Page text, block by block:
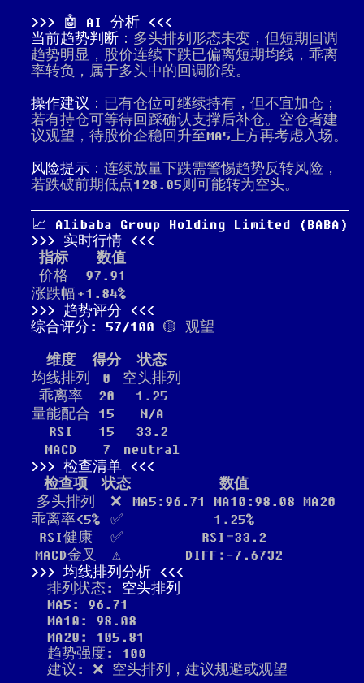
🤖 AI 分析
当前趋势判断 ：多头排列形态未变，但短期回调
趋势明显，股价连续下跌已偏离短期均线，乖离
率转负，属于多头中的回调阶段。
操作建议 ：已有仓位可继续持有，但不宜加仓；
若有持仓可等待回踩确认支撑后补仓。空仓者建
议观望，待股价企稳回升至MA5上方再考虑入场。
风险提示 ：连续放量下跌需警惕趋势反转风险，
若跌破前期低点128.05则可能转为空头。
📈 Alibaba Group Holding Limited (BABA)
实时行情
指标
数值
价格
97.91
涨跌幅 +1.84%
趋势评分
综合评分: 57/100 🟡 观望
维度 得分
状态
均线排列
0
空头排列
乖离率
20
1.25
量能配合 15
N/A
RSI
15
33.2
MACD
7
neutral
检查清单
检查项
状态
数值
多头排列
❌
MA5:96.71 MA10:98.08 MA20
乖离率<5%
✅
1.25%
RSI健康
✅
RSI=33.2
MACD金叉
⚠️
DIFF:-7.6732
均线排列分析
排列状态: 空头排列
MA5: 96.71
MA10: 98.08
MA20: 105.81
趋势强度: 100
建议: ❌ 空头排列，建议规避或观望